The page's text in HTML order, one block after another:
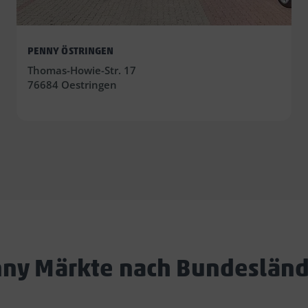
PENNY ÖSTRINGEN
Thomas-Howie-Str. 17
76684 Oestringen
Märkte nach